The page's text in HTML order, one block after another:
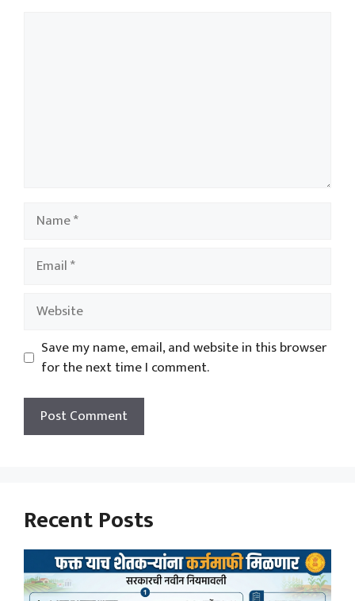
Name
Email
Website
Save my name, email, and website in this browser
for the next time I comment.
Recent Posts